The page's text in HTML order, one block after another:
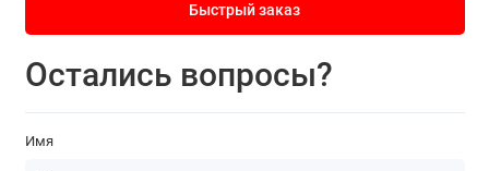
Быстрый заказ
Остались вопросы?
Имя